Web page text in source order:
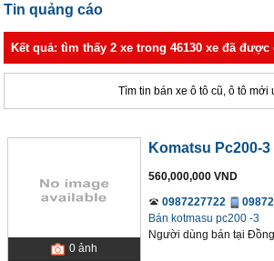
Tin quảng cáo
Kết quả: tìm thấy 2 xe trong 46130 xe đã được
Tìm tin bán xe ô tô cũ, ô tô mới
0 ảnh
Komatsu Pc200-3
560,000,000 VND
0987227722
Bán kotmasu pc200 -3
Người dùng bán tại